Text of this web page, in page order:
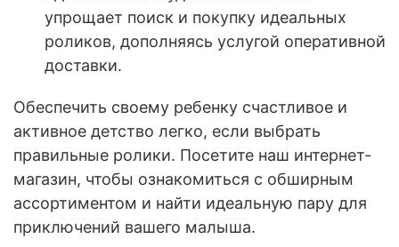
упрощает поиск и покупку идеальных
роликов, дополняясь услугой оперативной
доставки.
Обеспечить своему ребенку счастливое и
активное детство легко, если выбрать
правильные ролики. Посетите наш интернет-
магазин, чтобы ознакомиться с обширным
ассортиментом и найти идеальную пару для
приключений вашего малыша.